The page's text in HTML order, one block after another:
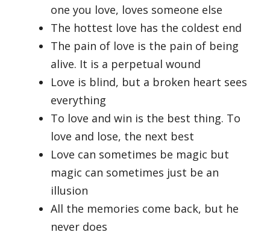
one you love, loves someone else
The hottest love has the coldest end
The pain of love is the pain of being
alive. It is a perpetual wound
Love is blind, but a broken heart sees
everything
To love and win is the best thing. To
love and lose, the next best
Love can sometimes be magic but
magic can sometimes just be an
illusion
All the memories come back, but he
never does